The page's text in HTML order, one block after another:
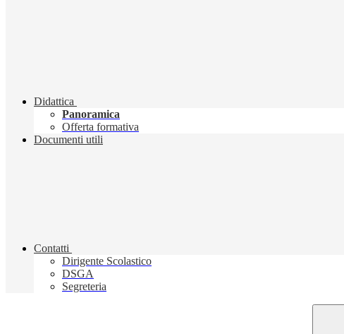
Didattica
Panoramica
Offerta formativa
Documenti utili
Contatti
Dirigente Scolastico
DSGA
Segreteria